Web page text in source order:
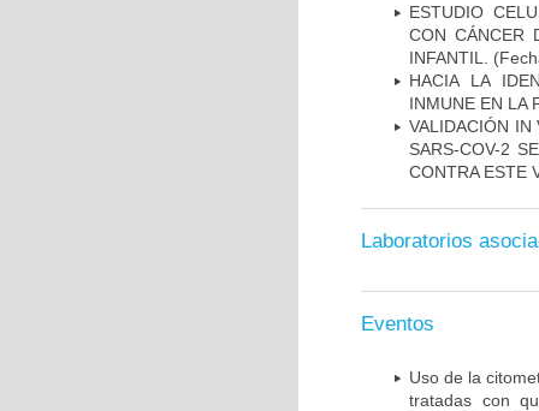
ESTUDIO
CON CÁNCER
INFANTIL.
HACIA LA
INMUNE EN LA
VALIDACIÓN IN
SARS-COV-2
CONTRA ESTE
Laboratorios
Eventos
Uso de la
tratadas con